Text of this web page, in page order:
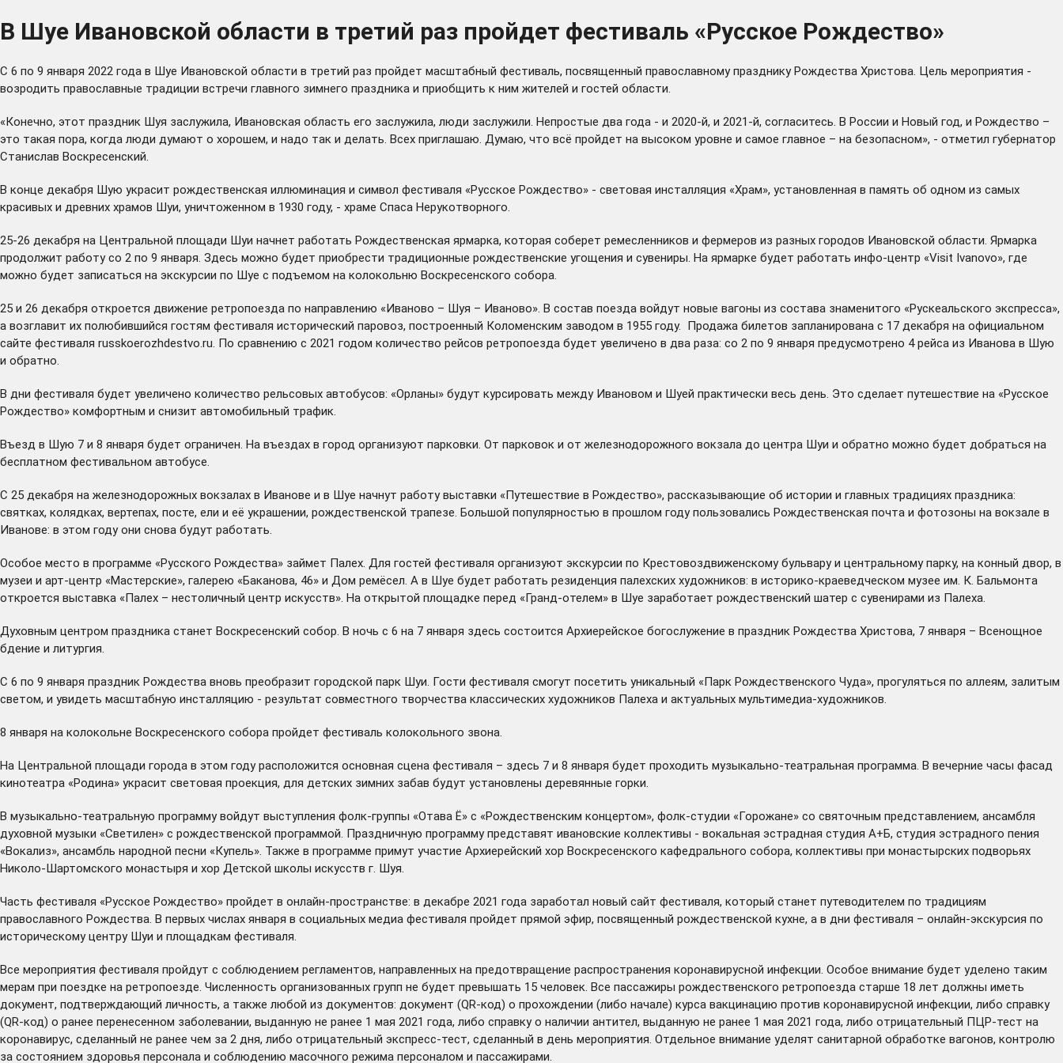
В Шуе Ивановской области в третий раз пройдет фестиваль «Русское Рождество»
С 6 по 9 января 2022 года в Шуе Ивановской области в третий раз пройдет масштабный фестиваль, посвященный православному празднику Рождества Христова. Цель мероприятия -
возродить православные традиции встречи главного зимнего праздника и приобщить к ним жителей и гостей области.
«Конечно, этот праздник Шуя заслужила, Ивановская область его заслужила, люди заслужили. Непростые два года - и 2020-й, и 2021-й, согласитесь. В России и Новый год, и Рождество –
это такая пора, когда люди думают о хорошем, и надо так и делать. Всех приглашаю. Думаю, что всё пройдет на высоком уровне и самое главное – на безопасном», - отметил губернатор
Станислав Воскресенский.
В конце декабря Шую украсит рождественская иллюминация и символ фестиваля «Русское Рождество» - световая инсталляция «Храм», установленная в память об одном из самых
красивых и древних храмов Шуи, уничтоженном в 1930 году, - храме Спаса Нерукотворного.
25-26 декабря на Центральной площади Шуи начнет работать Рождественская ярмарка, которая соберет ремесленников и фермеров из разных городов Ивановской области. Ярмарка
продолжит работу со 2 по 9 января. Здесь можно будет приобрести традиционные рождественские угощения и сувениры. На ярмарке будет работать инфо-центр «Visit Ivanovo», где
можно будет записаться на экскурсии по Шуе с подъемом на колокольню Воскресенского собора.
25 и 26 декабря откроется движение ретропоезда по направлению «Иваново – Шуя – Иваново». В состав поезда войдут новые вагоны из состава знаменитого «Рускеальского экспресса»,
а возглавит их полюбившийся гостям фестиваля исторический паровоз, построенный Коломенским заводом в 1955 году. Продажа билетов запланирована с 17 декабря на официальном
сайте фестиваля russkoerozhdestvo.ru . По сравнению с 2021 годом количество рейсов ретропоезда будет увеличено в два раза: со 2 по 9 января предусмотрено 4 рейса из Иванова в Шую
и обратно.
В дни фестиваля будет увеличено количество рельсовых автобусов: «Орланы» будут курсировать между Ивановом и Шуей практически весь день. Это сделает путешествие на «Русское
Рождество» комфортным и снизит автомобильный трафик.
Въезд в Шую 7 и 8 января будет ограничен. На въездах в город организуют парковки. От парковок и от железнодорожного вокзала до центра Шуи и обратно можно будет добраться на
бесплатном фестивальном автобусе.
С 25 декабря на железнодорожных вокзалах в Иванове и в Шуе начнут работу выставки «Путешествие в Рождество», рассказывающие об истории и главных традициях праздника:
святках, колядках, вертепах, посте, ели и её украшении, рождественской трапезе. Большой популярностью в прошлом году пользовались Рождественская почта и фотозоны на вокзале в
Иванове: в этом году они снова будут работать.
Особое место в программе «Русского Рождества» займет Палех. Для гостей фестиваля организуют экскурсии по Крестовоздвиженскому бульвару и центральному парку, на конный двор, в
музеи и арт-центр «Мастерские», галерею «Баканова, 46» и Дом ремёсел. А в Шуе будет работать резиденция палехских художников: в историко-краеведческом музее им. К. Бальмонта
откроется выставка «Палех – нестоличный центр искусств». На открытой площадке перед «Гранд-отелем» в Шуе заработает рождественский шатер с сувенирами из Палеха.
Духовным центром праздника станет Воскресенский собор. В ночь с 6 на 7 января здесь состоится Архиерейское богослужение в праздник Рождества Христова, 7 января – Всенощное
бдение и литургия.
С 6 по 9 января праздник Рождества вновь преобразит городской парк Шуи. Гости фестиваля смогут посетить уникальный «Парк Рождественского Чуда», прогуляться по аллеям, залитым
светом, и увидеть масштабную инсталляцию - результат совместного творчества классических художников Палеха и актуальных мультимедиа-художников.
8 января на колокольне Воскресенского собора пройдет фестиваль колокольного звона.
На Центральной площади города в этом году расположится основная сцена фестиваля – здесь 7 и 8 января будет проходить музыкально-театральная программа. В вечерние часы фасад
кинотеатра «Родина» украсит световая проекция, для детских зимних забав будут установлены деревянные горки.
В музыкально-театральную программу войдут выступления фолк-группы «Отава Ё» с «Рождественским концертом», фолк-студии «Горожане» со святочным представлением, ансамбля
духовной музыки «Светилен» с рождественской программой. Праздничную программу представят ивановские коллективы - вокальная эстрадная студия А+Б, студия эстрадного пения
«Вокализ», ансамбль народной песни «Купель». Также в программе примут участие Архиерейский хор Воскресенского кафедрального собора, коллективы при монастырских подворьях
Николо-Шартомского монастыря и хор Детской школы искусств г. Шуя.
Часть фестиваля «Русское Рождество» пройдет в онлайн-пространстве: в декабре 2021 года заработал новый сайт фестиваля, который станет путеводителем по традициям
православного Рождества. В первых числах января в социальных медиа фестиваля пройдет прямой эфир, посвященный рождественской кухне, а в дни фестиваля – онлайн-экскурсия по
историческому центру Шуи и площадкам фестиваля.
Все мероприятия фестиваля пройдут с соблюдением регламентов, направленных на предотвращение распространения коронавирусной инфекции. Особое внимание будет уделено таким
мерам при поездке на ретропоезде. Численность организованных групп не будет превышать 15 человек. Все пассажиры рождественского ретропоезда старше 18 лет должны иметь
документ, подтверждающий личность, а также любой из документов: документ (QR-код) о прохождении (либо начале) курса вакцинацию против коронавирусной инфекции, либо справку
(QR-код) о ранее перенесенном заболевании, выданную не ранее 1 мая 2021 года, либо справку о наличии антител, выданную не ранее 1 мая 2021 года, либо отрицательный ПЦР-тест на
коронавирус, сделанный не ранее чем за 2 дня, либо отрицательный экспресс-тест, сделанный в день мероприятия. Отдельное внимание уделят санитарной обработке вагонов, контролю
за состоянием здоровья персонала и соблюдению масочного режима персоналом и пассажирами.